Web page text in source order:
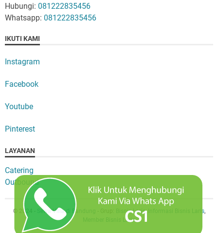
Hubungi: 081222835456
Whatsapp: 081222835456
IKUTI KAMI
Instagram
Facebook
Youtube
Pinterest
LAYANAN
Catering
Outbound
© 2024 - Sewa Villa di Bandung Bisnis Laris, Informasi Bisnis Laris,
Member Bisnis Laris